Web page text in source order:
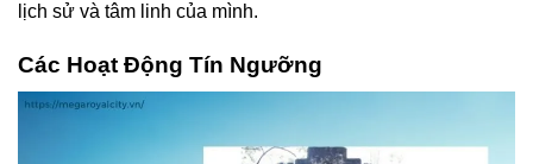
lịch sử và tâm linh của mình.
Các Hoạt Động Tín Ngưỡng